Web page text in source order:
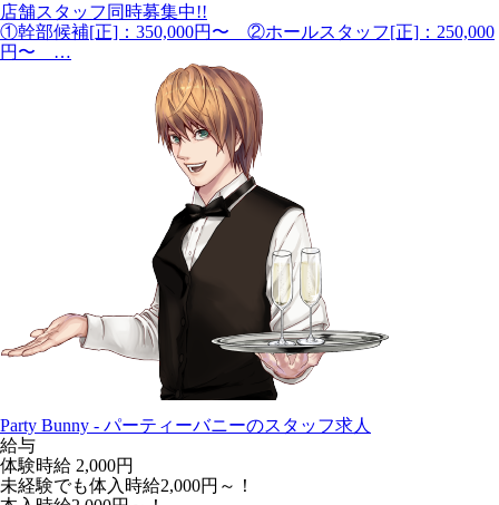
店舗スタッフ同時募集中!!
①幹部候補[正]：350,000円〜 ②ホールスタッフ[正]：250,000
円〜 …
Party Bunny - パーティーバニーのスタッフ求人
給与
体験時給 2,000円
未経験でも体入時給2,000円～！